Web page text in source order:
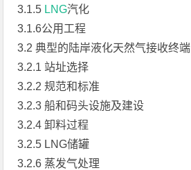
3.1.5 LNG汽化
3.1.6公用工程
3.2 典型的陆岸液化天然气接收终端
3.2.1 站址选择
3.2.2 规范和标准
3.2.3 船和码头设施及建设
3.2.4 卸料过程
3.2.5 LNG储罐
3.2.6 蒸发气处理